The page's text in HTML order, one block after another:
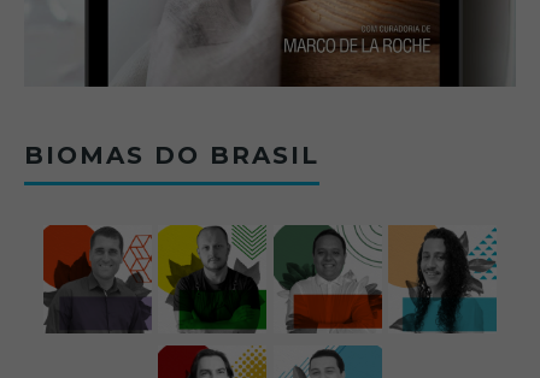
BIOMAS DO BRASIL